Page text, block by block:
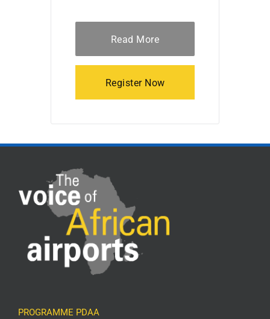
Read More
Register Now
PROGRAMME PDAA